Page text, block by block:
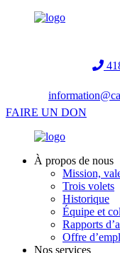
FAIRE UN DON
À propos de nous
Mission,
Trois volets
Historique
Équipe et
Rapports
Offre
Nos services